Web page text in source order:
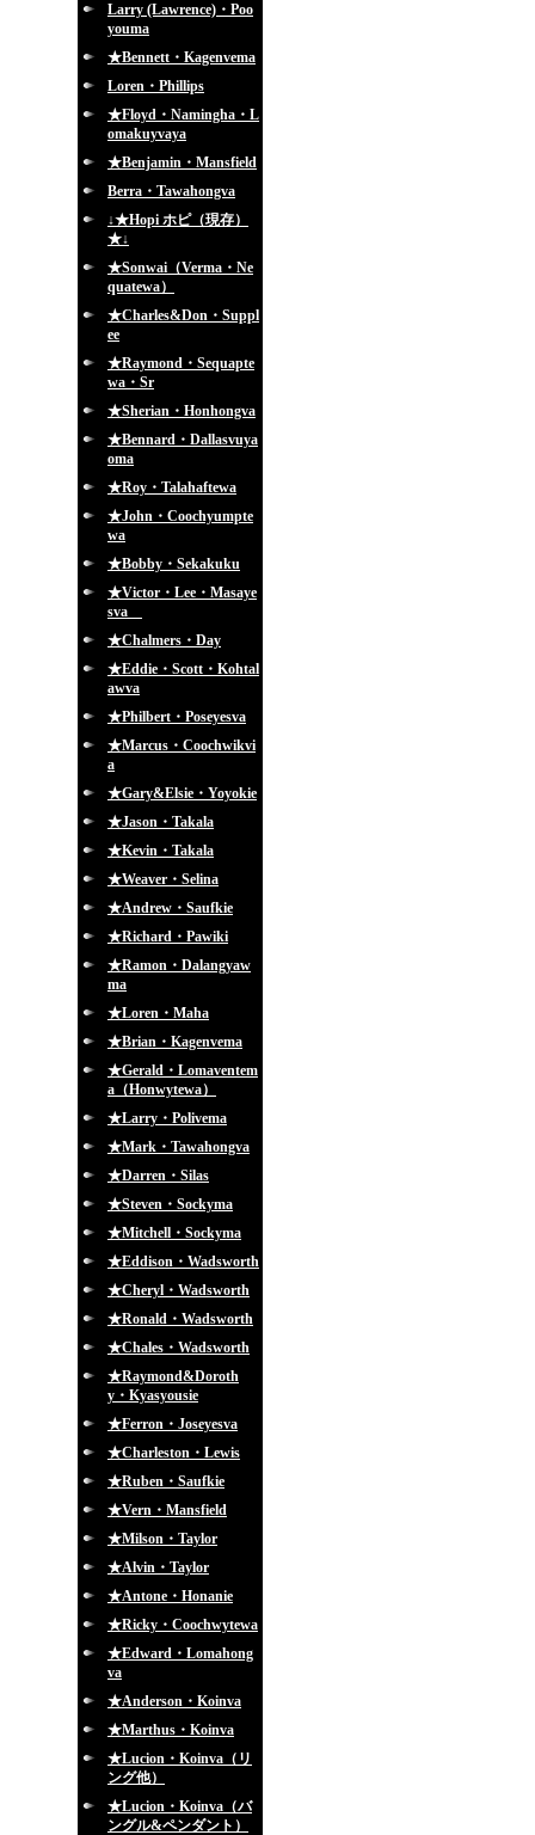
Larry (Lawrence)・Poo
youma
★Bennett・Kagenvema
Loren・Phillips
★Floyd・Namingha・L
omakuyvaya
★Benjamin・Mansfield
Berra・Tawahongva
↓★Hopi ホピ（現存）
★↓
★Sonwai（Verma・Ne
quatewa）
★Charles&Don・Suppl
ee
★Raymond・Sequapte
wa・Sr
★Sherian・Honhongva
★Bennard・Dallasvuya
oma
★Roy・Talahaftewa
★John・Coochyumpte
wa
★Bobby・Sekakuku
★Victor・Lee・Masaye
sva
★Chalmers・Day
★Eddie・Scott・Kohtal
awva
★Philbert・Poseyesva
★Marcus・Coochwikvi
a
★Gary&Elsie・Yoyokie
★Jason・Takala
★Kevin・Takala
★Weaver・Selina
★Andrew・Saufkie
★Richard・Pawiki
★Ramon・Dalangyaw
ma
★Loren・Maha
★Brian・Kagenvema
★Gerald・Lomaventem
a（Honwytewa）
★Larry・Polivema
★Mark・Tawahongva
★Darren・Silas
★Steven・Sockyma
★Mitchell・Sockyma
★Eddison・Wadsworth
★Cheryl・Wadsworth
★Ronald・Wadsworth
★Chales・Wadsworth
★Raymond&Doroth
y・Kyasyousie
★Ferron・Joseyesva
★Charleston・Lewis
★Ruben・Saufkie
★Vern・Mansfield
★Milson・Taylor
★Alvin・Taylor
★Antone・Honanie
★Ricky・Coochwytewa
★Edward・Lomahong
va
★Anderson・Koinva
★Marthus・Koinva
★Lucion・Koinva（リ
ング他）
★Lucion・Koinva（バ
ングル&ペンダント）